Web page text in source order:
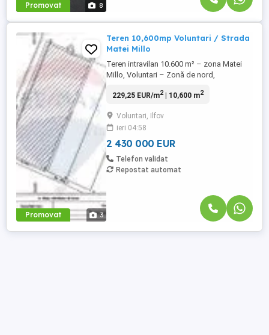
Promovat 8
Promovat 3
Teren 10,600mp Voluntari / Strada
Matei Millo
Teren intravilan 10.600 m² – zona Matei
Millo, Voluntari – Zonă de nord,
strategică: Teren situat pe strada Matei
localității Voluntari, una dintre cele mai
dinamice și dezvoltate zone din Ilfov. Are
acces facil către DN1, ...
229,25 EUR/m2| 10,600 m2
Voluntari, Ilfov
ieri 04:58
2 430 000 EUR
Telefon validat
Repostat automat